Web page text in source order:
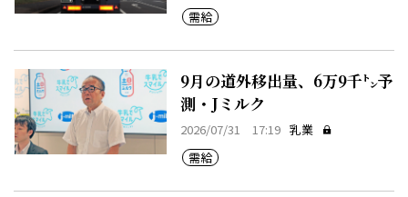
需給
9月の道外移出量、6万9千㌧予
測・Jミルク
2026/07/31 17:19 乳業
需給